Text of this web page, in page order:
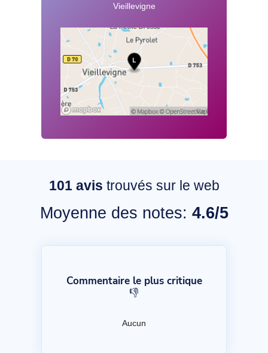
Vieillevigne
101 avis trouvés sur le web
Moyenne des notes: 4.6/5
Commentaire le plus critique
👎
Aucun